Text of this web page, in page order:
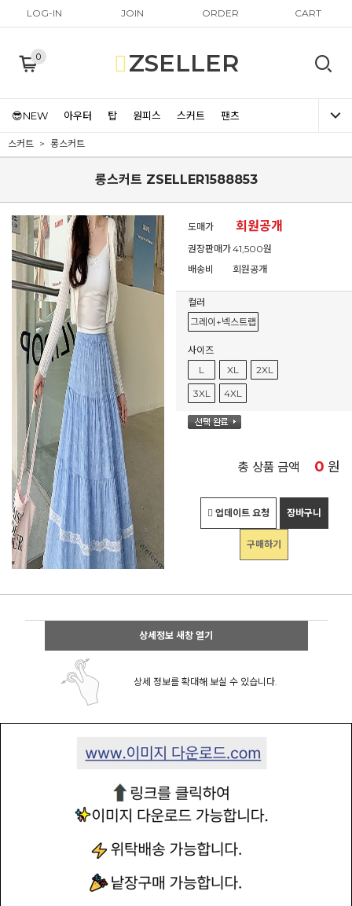
LOG-IN JOIN ORDER CART
0 ZSELLER
😎NEW 아우터 탑 원피스 스커트 팬츠
스커트 롱스커트
롱스커트 ZSELLER1588853
도매가 회원공개
권장판매가41,500원
배송비
회원공개
컬러
그레이+넥스트랩
사이즈
L
XL
2XL
3XL
4XL
총 상품 금액 0 원
업데이트 요청 장바구니
구매하기
상세정보 새창 열기
상세 정보를 확대해 보실 수 있습니다.